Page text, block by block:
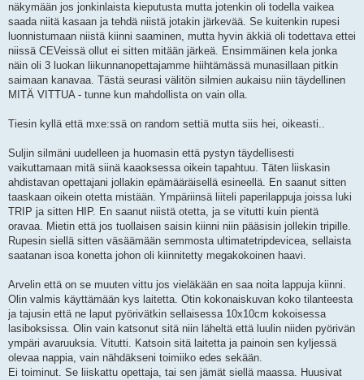
näkymään jos jonkinlaista kieputusta mutta jotenkin oli todella vaikea
saada niitä kasaan ja tehdä niistä jotakin järkevää. Se kuitenkin rupesi
luonnistumaan niistä kiinni saaminen, mutta hyvin äkkiä oli todettava ettei
niissä CEVeissä ollut ei sitten mitään järkeä. Ensimmäinen kela jonka
näin oli 3 luokan liikunnanopettajamme hiihtämässä munasillaan pitkin
saimaan kanavaa. Tästä seurasi välitön silmien aukaisu niin täydellinen
MITÄ VITTUA - tunne kun mahdollista on vain olla.
Tiesin kyllä että mxe:ssä on random settiä mutta siis hei, oikeasti..
Suljin silmäni uudelleen ja huomasin että pystyn täydellisesti
vaikuttamaan mitä siinä kaaoksessa oikein tapahtuu. Täten liiskasin
ahdistavan opettajani jollakin epämääräisellä esineellä. En saanut sitten
taaskaan oikein otetta mistään. Ympäriinsä liiteli paperilappuja joissa luki
TRIP ja sitten HIP. En saanut niistä otetta, ja se vitutti kuin pientä
oravaa. Mietin että jos tuollaisen saisin kiinni niin pääsisin jollekin tripille.
Rupesin siellä sitten väsäämään semmosta ultimatetripdevicea, sellaista
saatanan isoa konetta johon oli kiinnitetty megakokoinen haavi.
Arvelin että on se muuten vittu jos vieläkään en saa noita lappuja kiinni.
Olin valmis käyttämään kys laitetta. Otin kokonaiskuvan koko tilanteesta
ja tajusin että ne laput pyörivätkin sellaisessa 10x10cm kokoisessa
lasiboksissa. Olin vain katsonut sitä niin läheltä että luulin niiden pyörivän
ympäri avaruuksia. Vitutti. Katsoin sitä laitetta ja painoin sen kyljessä
olevaa nappia, vain nähdäkseni toimiiko edes sekään.
Ei toiminut. Se liiskattu opettaja, tai sen jämät siellä maassa. Huusivat